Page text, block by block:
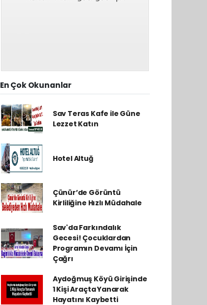
En Çok Okunanlar
Sav Teras Kafe ile Güne
Lezzet Katın
Hotel Altuğ
Çünür’de Görüntü
Kirliliğine Hızlı Müdahale
Sav'da Farkındalık
Gecesi! Çocuklardan
Programın Devamı İçin
Çağrı
Aydoğmuş Köyü Girişinde
1 Kişi Araçta Yanarak
Hayatını Kaybetti